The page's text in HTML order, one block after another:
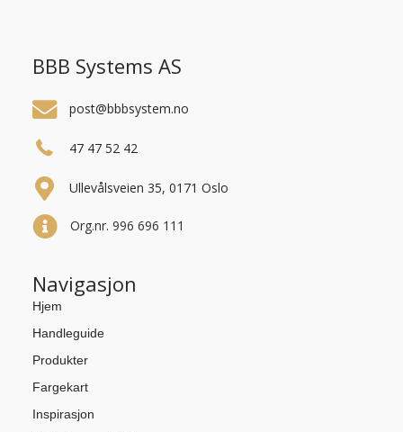
BBB Systems AS
post@bbbsystem.no
47 47 52 42
Ullevålsveien 35, 0171 Oslo
Org.nr. 996 696 111
Navigasjon
Hjem
Handleguide
Produkter
Fargekart
Inspirasjon